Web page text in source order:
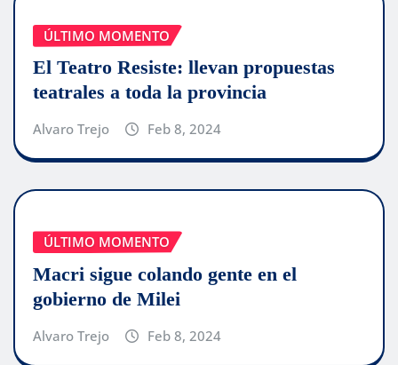
ÚLTIMO MOMENTO
El Teatro Resiste: llevan propuestas
teatrales a toda la provincia
Alvaro Trejo Feb 8, 2024
ÚLTIMO MOMENTO
Macri sigue colando gente en el
gobierno de Milei
Alvaro Trejo Feb 8, 2024